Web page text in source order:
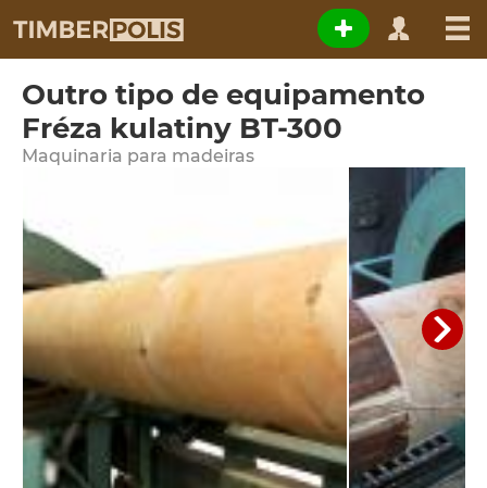
Outro tipo de equipamento
Fréza kulatiny BT-300
Maquinaria para madeiras